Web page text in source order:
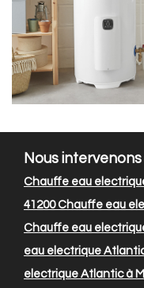
Nous
Chauffe eau
41200Chauffe eau
Chauffe eau
eau electrique
electrique Atlantic à